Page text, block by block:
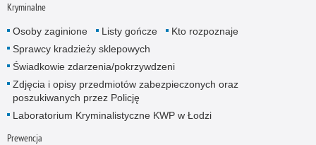
Kryminalne
Osoby zaginione Listy gończe
Kto rozpoznaje
Sprawcy kradzieży sklepowych
Świadkowie zdarzenia/pokrzywdzeni
Zdjęcia i opisy przedmiotów zabezpieczonych oraz
poszukiwanych przez Policję
Laboratorium Kryminalistyczne KWP w Łodzi
Prewencja